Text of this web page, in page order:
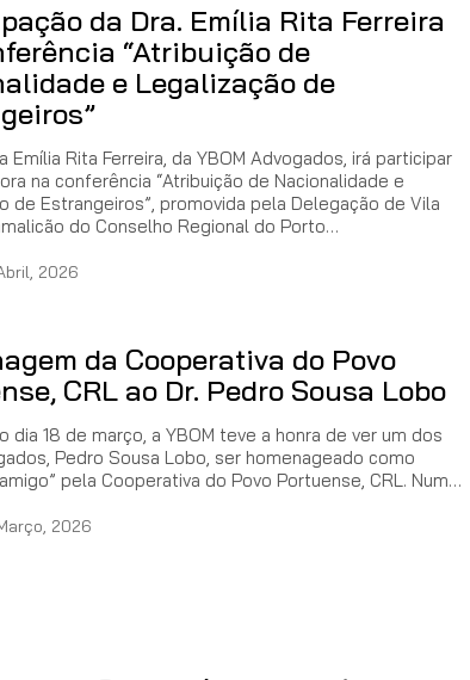
da Dra. Emília Rita Ferreira
“Atribuição de
e Legalização de
Emília Rita Ferreira, da YBOM Advogados, irá participar
na conferência “Atribuição de Nacionalidade e
de Estrangeiros”, promovida pela Delegação de Vila
do Conselho Regional do Porto…
2026
da Cooperativa do Povo
CRL ao Dr. Pedro Sousa Lobo
dia 18 de março, a YBOM teve a honra de ver um dos
Pedro Sousa Lobo, ser homenageado como
pela Cooperativa do Povo Portuense, CRL. Num…
2026